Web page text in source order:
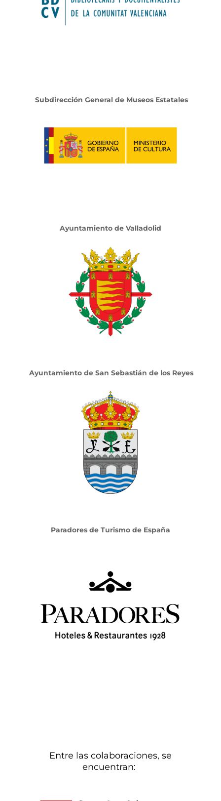
Subdirección General de Museos Estatales
Ayuntamiento de Valladolid
Ayuntamiento de San Sebastián de los Reyes
Paradores de Turismo de España
Entre las colaboraciones, se
encuentran: